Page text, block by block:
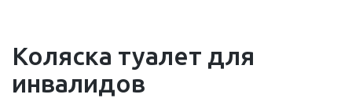
Коляска туалет для
инвалидов